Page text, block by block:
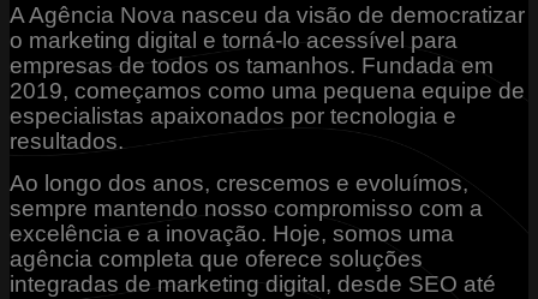
A Agência Nova nasceu da visão de democratizar
o marketing digital e torná-lo acessível para
empresas de todos os tamanhos. Fundada em
2019, começamos como uma pequena equipe de
especialistas apaixonados por tecnologia e
resultados.
Ao longo dos anos, crescemos e evoluímos,
sempre mantendo nosso compromisso com a
excelência e a inovação. Hoje, somos uma
agência completa que oferece soluções
integradas de marketing digital, desde SEO até